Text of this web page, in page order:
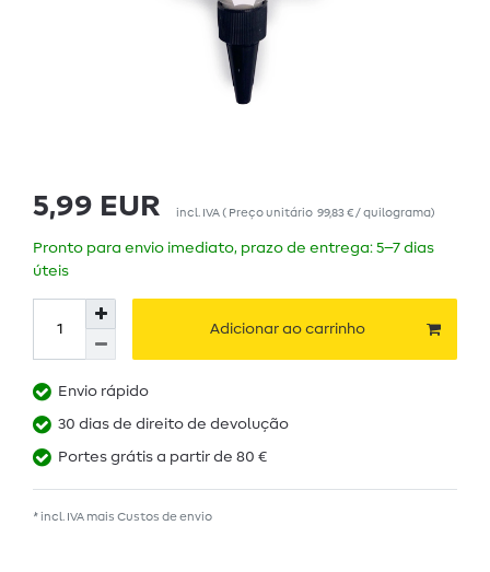
5,99 EUR incl. IVA( Preço unitário 99,83 € / quilograma)
Pronto para envio imediato, prazo de entrega: 5–7 dias
úteis
Adicionar ao carrinho
Envio rápido
30 dias de direito de devolução
Portes grátis a partir de 80 €
* incl. IVA mais Custos de envio